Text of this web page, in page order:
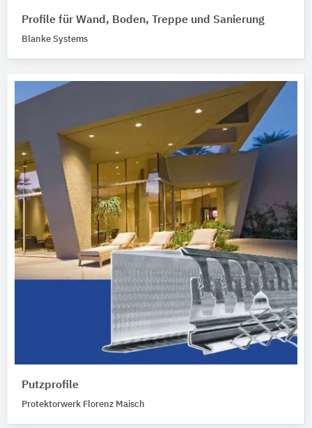
Profile für Wand, Boden, Treppe und Sanierung
Blanke Systems
Putzprofile
Protektorwerk Florenz Maisch